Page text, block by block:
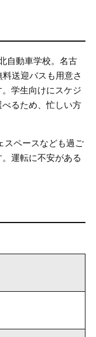
自動車学校。名古
送迎バスも用意さ
学生向けにスケジ
るため、忙しい方
スペースなども過ご
運転に不安がある